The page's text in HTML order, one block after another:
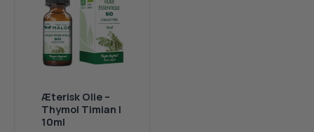
Æterisk Olie –
Thymol Timian |
10ml